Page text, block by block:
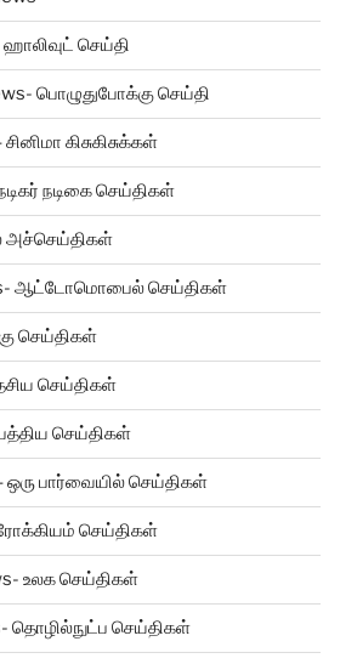
செய்தி
பொழுதுபோக்கு செய்தி
கிசுகிசுக்கள்
நடிகை செய்திகள்
அச்செய்திகள்
ஆட்டோமொபைல் செய்திகள்
செய்திகள்
செய்திகள்
செய்திகள்
ஒரு பார்வையில் செய்திகள்
செய்திகள்
உலக செய்திகள்
தொழில்நுட்ப செய்திகள்